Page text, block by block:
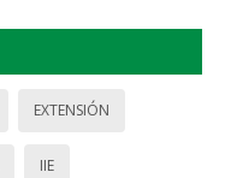
EXTENSIÓN
IIE